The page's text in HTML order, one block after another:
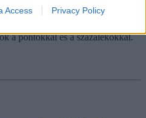
Access Privacy Policy
a pontokkal és a százalékokkal.